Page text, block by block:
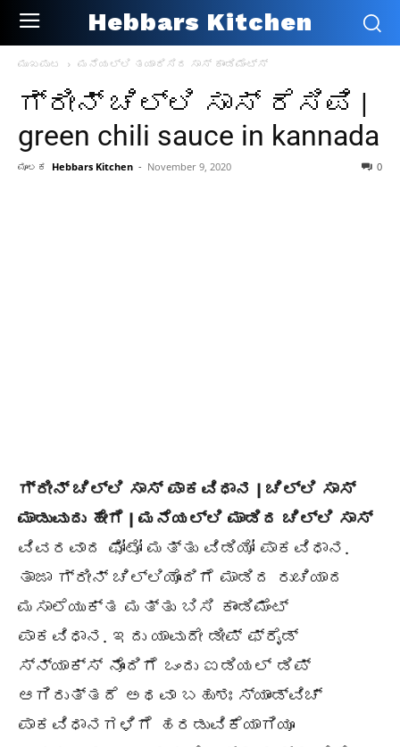
Hebbars Kitchen
ಮುಖಪುಟ ಮನೆಯಲ್ಲಿ ತಯಾರಿಸಿದ ಸಾಸ್ ಕಾಂಡಿಮೆಂಟ್ಸ್
ಗ್ರೀನ್ ಚಿಲ್ಲಿ ಸಾಸ್ ರೆಸಿಪಿ |
green chili sauce in kannada
ಮೂಲಕ Hebbars Kitchen - November 9, 2020 0
ಗ್ರೀನ್ ಚಿಲ್ಲಿ ಸಾಸ್ ಪಾಕವಿಧಾನ | ಚಿಲ್ಲಿ ಸಾಸ್
ಮಾಡುವುದು ಹೇಗೆ | ಮನೆಯಲ್ಲಿ ಮಾಡಿದ ಚಿಲ್ಲಿ ಸಾಸ್
ವಿವರವಾದ ಫೋಟೋ ಮತ್ತು ವಿಡಿಯೋ ಪಾಕವಿಧಾನ.
ತಾಜಾ ಗ್ರೀನ್ ಚಿಲ್ಲಿಯೊಂದಿಗೆ ಮಾಡಿದ ರುಚಿಯಾದ
ಮಸಾಲೆಯುಕ್ತ ಮತ್ತು ಬಿಸಿ ಕಾಂಡಿಮೆಂಟ್
ಪಾಕವಿಧಾನ. ಇದು ಯಾವುದೇ ಡೀಪ್ ಫ್ರೈಡ್
ಸ್ನ್ಯಾಕ್ಸ್ ನೊಂದಿಗೆ ಒಂದು ಐಡಿಯಲ್ ಡಿಪ್
ಆಗಿರುತ್ತದೆ ಅಥವಾ ಬಹುಶಃ ಸ್ಯಾಂಡ್‌ವಿಚ್
ಪಾಕವಿಧಾನಗಳಿಗೆ ಹರಡುವಿಕೆಯಾಗಿಯೂ